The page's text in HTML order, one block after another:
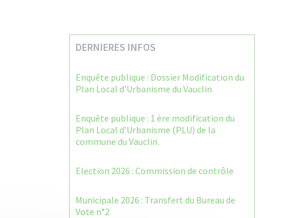
DERNIERES INFOS
Enquête publique : Dossier Modification du
Plan Local d’Urbanisme du Vauclin
Enquête publique : 1 ère modification du
Plan Local d’Urbanisme (PLU) de la
commune du Vauclin.
Election 2026 : Commission de contrôle
Municipale 2026 : Transfert du Bureau de
Vote n°2